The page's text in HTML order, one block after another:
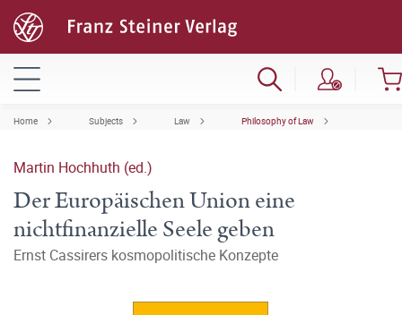
Home Subjects Law Philosophy of Law
Martin Hochhuth (ed.)
Der Europäischen Union eine
nichtfinanzielle Seele geben
Ernst Cassirers kosmopolitische Konzepte